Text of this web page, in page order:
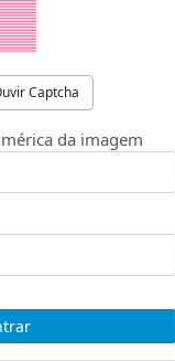
Captcha
da imagem